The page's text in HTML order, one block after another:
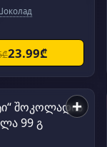
23.99₾
+